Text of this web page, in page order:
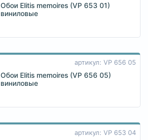
Обои Elitis memoires (VP 653 01)
виниловые
артикул: VP 656 05
Обои Elitis memoires (VP 656 05)
виниловые
артикул: VP 653 04